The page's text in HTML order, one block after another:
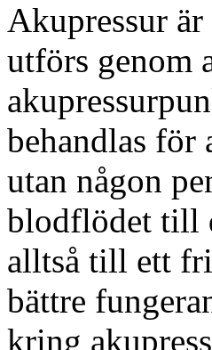
Akupressur
utförs genom
behandlas för
utan någon
blodflödet till
alltså till ett
bättre
kring